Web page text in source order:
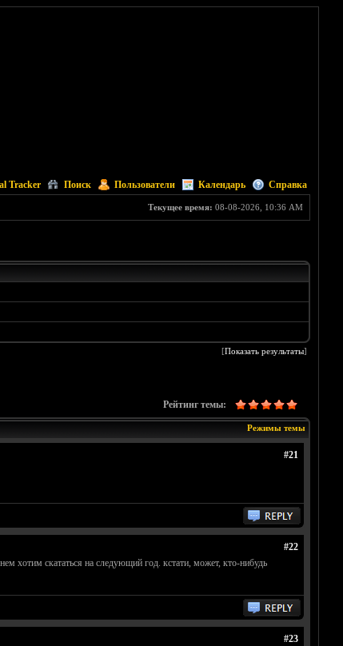
Tracker Поиск Пользователи Календарь Справка
Текущее время: 08-08-2026, 10:36 AM
[Показать результаты]
Рейтинг темы:
Режимы темы
#21
#22
хотим скататься на следующий год. кстати, может, кто-нибудь
#23